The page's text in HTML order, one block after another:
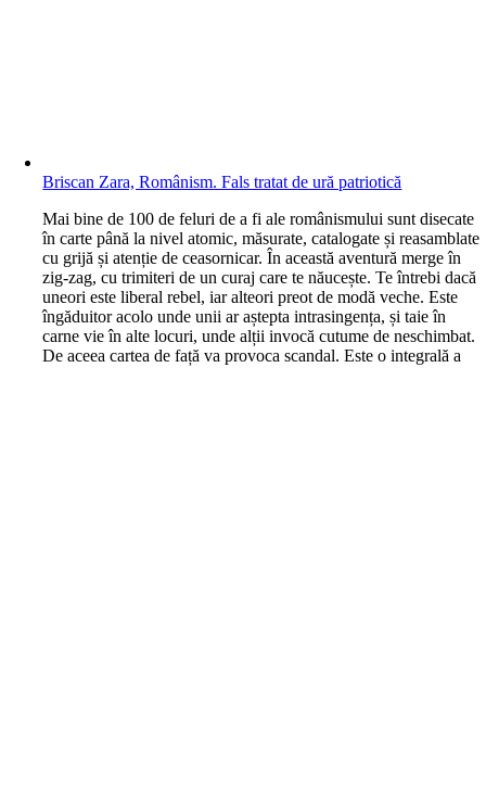
Briscan Zara, Românism. Fals tratat de ură patriotică
Mai bine de 100 de feluri de a fi ale românismului sunt disecate
în carte până la nivel atomic, măsurate, catalogate și reasamblate
cu grijă și atenție de ceasornicar. În această aventură merge în
zig-zag, cu trimiteri de un curaj care te năucește. Te întrebi dacă
uneori este liberal rebel, iar alteori preot de modă veche. Este
îngăduitor acolo unde unii ar aștepta intrasingența, și taie în
carne vie în alte locuri, unde alții invocă cutume de neschimbat.
De aceea cartea de față va provoca scandal. Este o integrală a